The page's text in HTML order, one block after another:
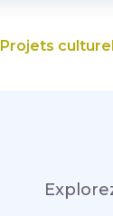
Projets